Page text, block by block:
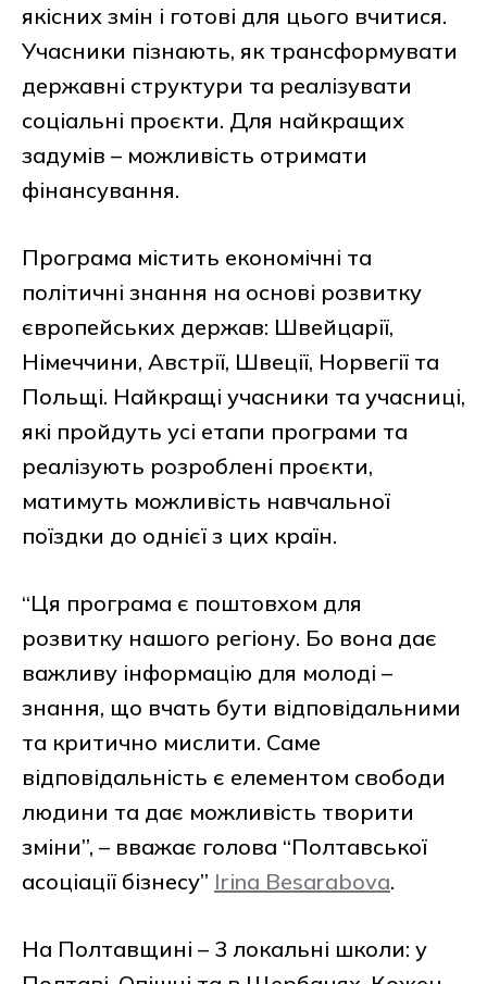
якісних змін і готові для цього вчитися.
Учасники пізнають, як трансформувати
державні структури та реалізувати
соціальні проєкти. Для найкращих
задумів – можливість отримати
фінансування.
Програма містить економічні та
політичні знання на основі розвитку
європейських держав: Швейцарії,
Німеччини, Австрії, Швеції, Норвегії та
Польщі. Найкращі учасники та учасниці,
які пройдуть усі етапи програми та
реалізують розроблені проєкти,
матимуть можливість навчальної
поїздки до однієї з цих країн.
“Ця програма є поштовхом для
розвитку нашого регіону. Бо вона дає
важливу інформацію для молоді –
знання, що вчать бути відповідальними
та критично мислити. Саме
відповідальність є елементом свободи
людини та дає можливість творити
зміни”, – вважає голова “Полтавської
асоціації бізнесу” Irina Besarabova.
На Полтавщині – 3 локальні школи: у